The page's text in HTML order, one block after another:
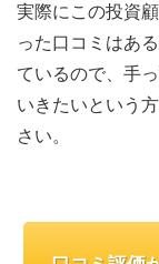
実際にこの投資
った口コミはあ
ているので、手
いきたいという
さい。
口コミ評価